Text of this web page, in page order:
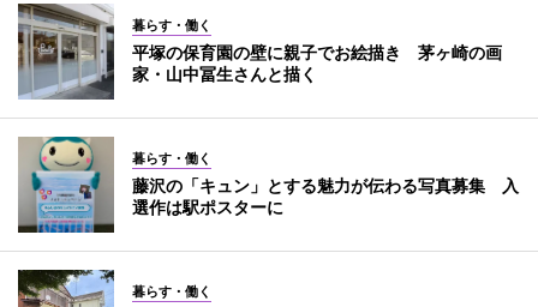
暮らす・働く
平塚の保育園の壁に親子でお絵描き 茅ヶ崎の画
家・山中冨生さんと描く
暮らす・働く
藤沢の「キュン」とする魅力が伝わる写真募集 入
選作は駅ポスターに
暮らす・働く